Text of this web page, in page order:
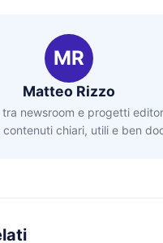
MR
Matteo Rizzo
tra newsroom e progetti
contenuti chiari, utili e ben